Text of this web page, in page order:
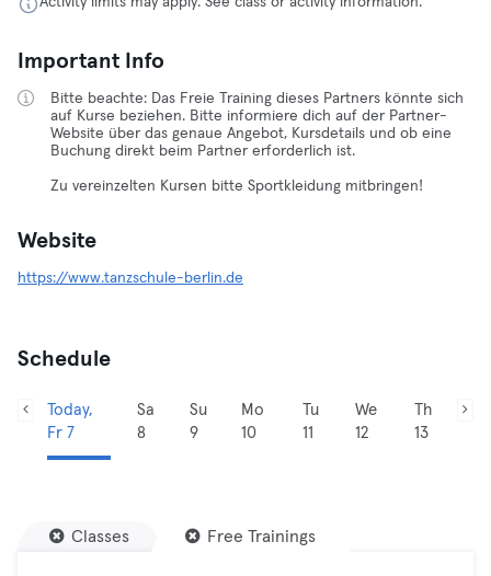
Important Info
Bitte beachte: Das Freie Training dieses Partners könnte sich
auf Kurse beziehen. Bitte informiere dich auf der Partner-
Website über das genaue Angebot, Kursdetails und ob eine
Buchung direkt beim Partner erforderlich ist.
Zu vereinzelten Kursen bitte Sportkleidung mitbringen!
Website
https://www.tanzschule-berlin.de
Schedule
Today,
Fr 7
Sa
8
Su
9
Mo
10
Tu
11
We
12
Th
13
Classes Free Trainings